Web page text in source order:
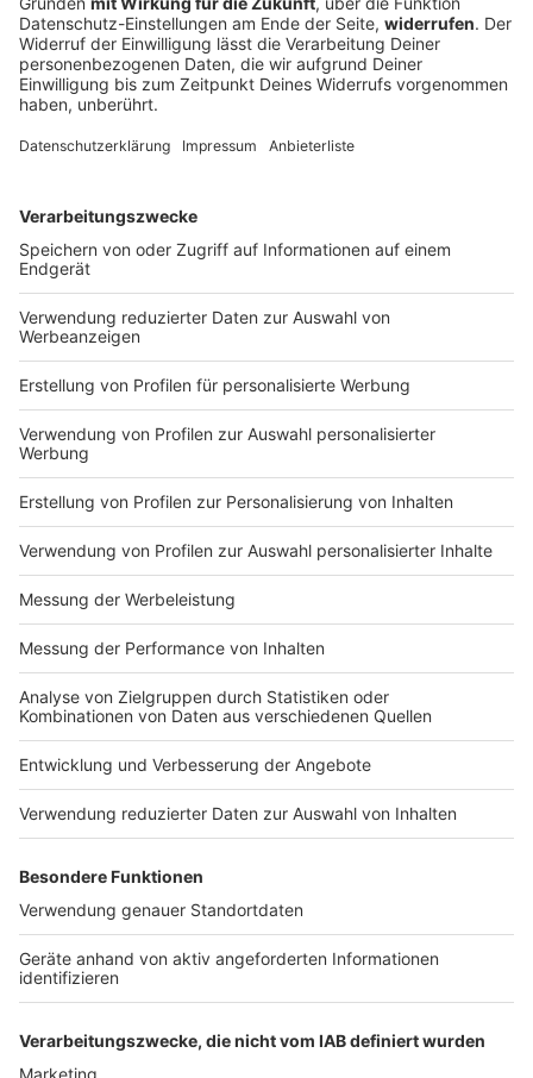
Autofahrer rast der Polizei davon - bis an
einen Baum
riskanten Überholmanövern flüchtet ein 24-Jähriger
Baum. Die Ermittler bitten Zeugen um Hinweise.
DEINE GEMERKTEN ARTIKEL
Du hast dir noch keine Artikel gemerkt
Impressum
Nutzungsbedingungen
Jobs
Presse
Werben
Archiv
ANTENNE BAYERN GROUP
Stiftung ANTENNE BAYERN
hilft
Teilnahmebedingungen
Kontakt
Studio-Hotline
Verkehrs-Hotline
Newsletter